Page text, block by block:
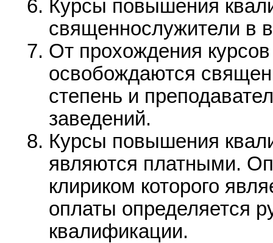
Курсы повышения
священнослужители в
От прохождения
освобождаются
степень и
заведений.
Курсы повышения
являются платными.
клириком которого
оплаты определяется
квалификации.